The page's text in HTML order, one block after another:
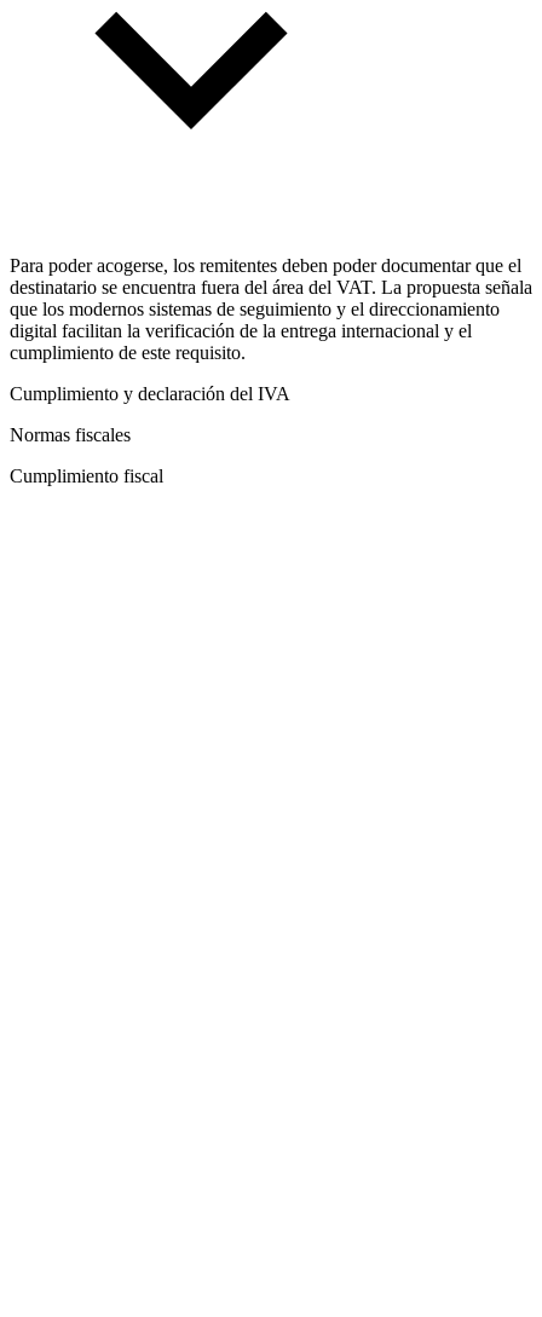
Para poder acogerse, los remitentes deben poder documentar que el
destinatario se encuentra fuera del área del VAT. La propuesta señala
que los modernos sistemas de seguimiento y el direccionamiento
digital facilitan la verificación de la entrega internacional y el
cumplimiento de este requisito.
Cumplimiento y declaración del IVA
Normas fiscales
Cumplimiento fiscal